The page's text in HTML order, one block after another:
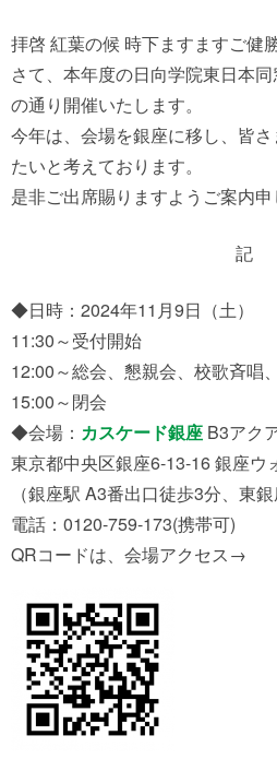
拝啓 紅葉の候 時下ますますご健
さて、本年度の日向学院東日本
の通り開催いたします。
今年は、会場を銀座に移し、皆
たいと考えております。
是非ご出席賜りますようご案
記
◆日時：2024年11月9日（土）
11:30～受付開始
12:00～総会、懇親会、校歌斉唱
15:00～閉会
◆会場： カスケード銀座 B3アク
東京都中央区銀座6-13-16 銀座ウ
（銀座駅 A3番出口徒歩3分、東
電話：0120-759-173(携帯可)
QRコードは、会場アクセ